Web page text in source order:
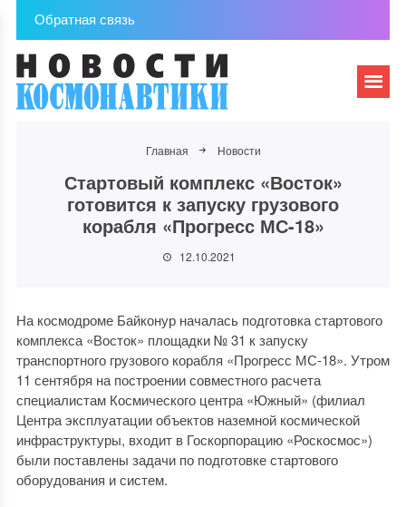
Обратная связь
Главная Новости
Стартовый комплекс «Восток»
готовится к запуску грузового
корабля «Прогресс МС-18»
12.10.2021
На космодроме Байконур началась подготовка стартового
комплекса «Восток» площадки № 31 к запуску
транспортного грузового корабля «Прогресс МС-18». Утром
11 сентября на построении совместного расчета
специалистам Космического центра «Южный» (филиал
Центра эксплуатации объектов наземной космической
инфраструктуры, входит в Госкорпорацию «Роскосмос»)
были поставлены задачи по подготовке стартового
оборудования и систем.